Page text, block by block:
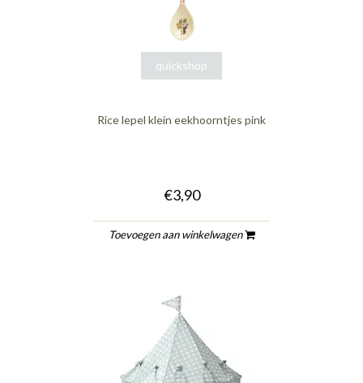
quickshop
Rice lepel klein eekhoorntjes pink
€3,90
Toevoegen aan winkelwagen